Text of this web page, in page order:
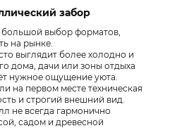
забор
выбор форматов,
на рынке.
выглядит более холодно и
дома, дачи или зоны отдыха
нужное ощущение уюта.
на первом месте техническая
и строгий внешний вид.
не всегда гармонично
садом и древесной